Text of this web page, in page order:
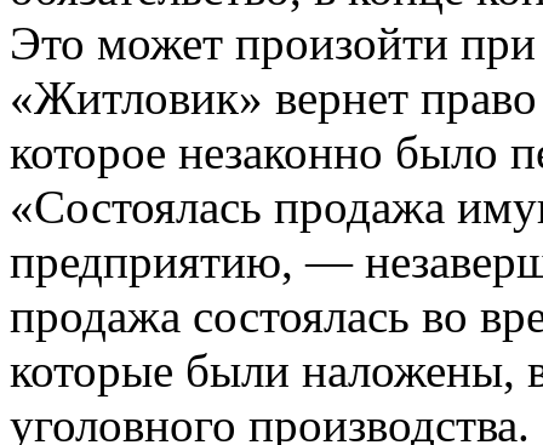
Это может произойти
«Житловик» вернет
которое незаконно было
«Состоялась продажа
предприятию, —
продажа состоялась во
которые были наложены,
уголовного